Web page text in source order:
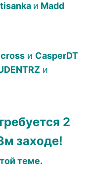
и Madd
и CasperDT
и
2
заходе!
теме.